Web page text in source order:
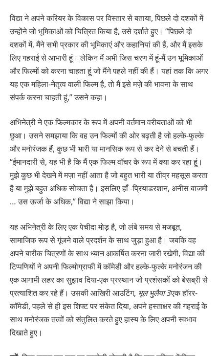
विद्या ने अपने करियर के विकास पर विस्तार से बताया, पिछले दो दशकों में
उन्होंने जो भूमिकाओं को चित्रित किया है, उसे दर्शाते हुए। “पिछले दो
दशकों में, मैंने सभी प्रकार की भूमिकाएं और कहानियां की हैं, और मैं इसके
लिए गहराई से आभारी हूं। लेकिन मैं अभी जिस चरण में हूं-मैं उन भूमिकाओं
और फिल्मों को करना चाहता हूं जो मैंने पहले नहीं की हैं। यहां तक ​​कि अगर
यह एक महिला-नेतृत्व वाली फिल्म है, तो मैं इसे मज़े की भावना के साथ
संपर्क करना चाहती हूं,” उसने कहा।
अभिनेत्री ने एक फिल्मकार के रूप में अपनी वर्तमान वरीयताओं को भी
छुआ। उसने समझाया कि वह उन फिल्मों की ओर बढ़ती है जो हल्के-फुल्के
और मनोरंजक हैं, कुछ भी भारी या मानसिक रूप से कर देने से बचती हैं।
“ईमानदारी से, यह भी है कि मैं एक फिल्म वॉचर के रूप में क्या कर रहा हूं।
मुझे कुछ भी देखने में मज़ा नहीं आता है जो बहुत भारी या तीव्र महसूस करता
है या मुझे बहुत अधिक सोचता है। इसलिए हाँ -प्रियाडरशान, अनीस बाजमी
… उस ऊर्जा के अधिक,” विद्या ने साझा किया।
यह अभिनेत्री के लिए एक पेचीदा मोड़ है, जो लंबे समय से मजबूत,
सामाजिक रूप से गूंजने वाले प्रदर्शन के साथ जुड़ा हुआ है। जबकि वह
अपने बारीक चित्रणों के साथ ध्यान आकर्षित करना जारी रखेगी, विद्या की
टिप्पणियों ने अपनी फिल्मोग्राफी में कॉमेडी और हल्के-फुल्के मनोरंजन की
एक आगामी लहर का सुझाव दिया-एक प्रस्थान जो प्रशंसकों को बेसब्री से
प्रत्याशित कर रहे हैं। उसकी आखिरी आउटिंग, भूल भुलैया 3एक हॉरर-
कॉमेडी, पहले से ही इस शिफ्ट पर संकेत दिया, अपने हस्ताक्षर की गहराई के
साथ मनोरंजक तत्वों को संतुलित करते हुए हास्य के लिए अपनी स्वभाव
दिखाते हुए।